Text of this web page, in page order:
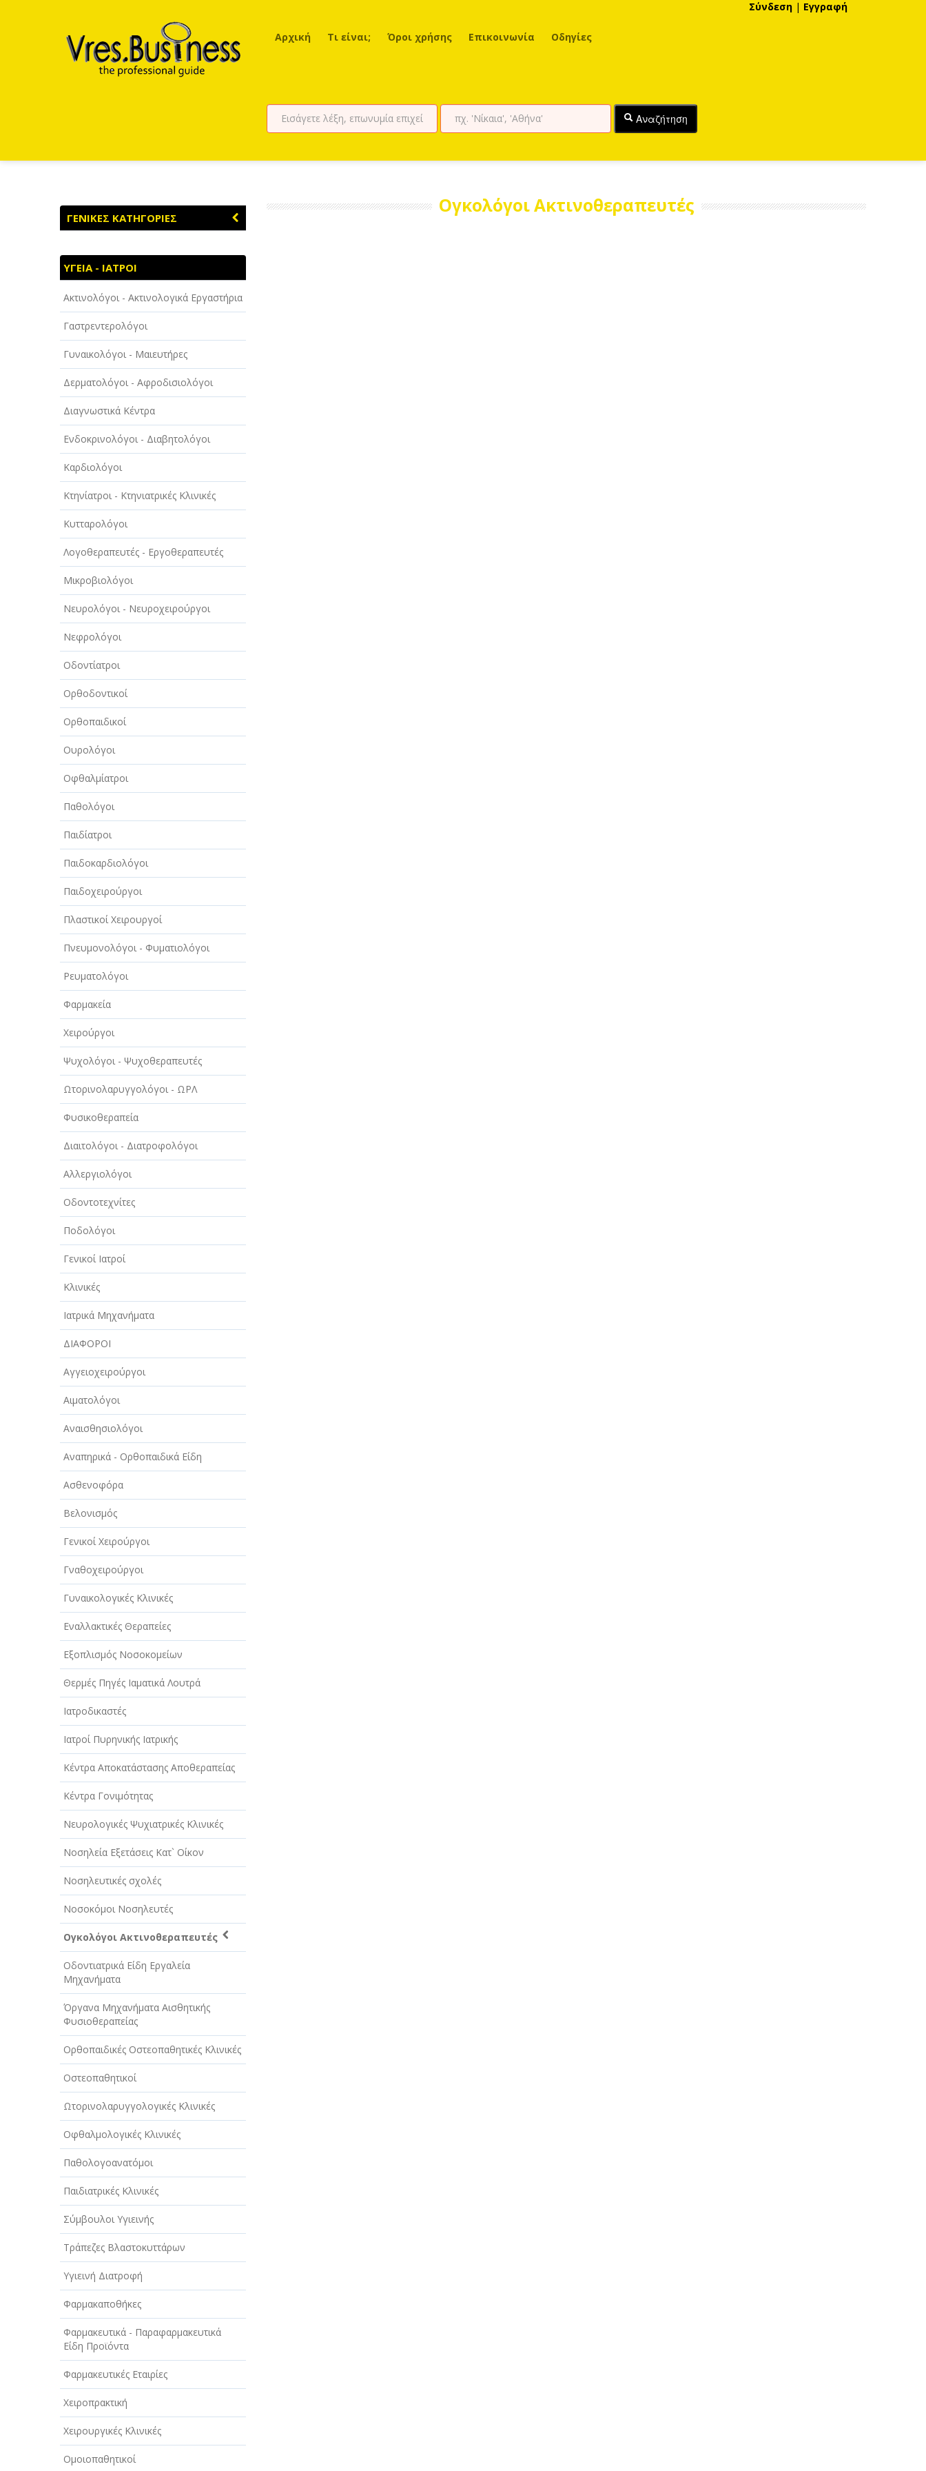
Αρχική Τι είναι; Όροι χρήσης Επικοινωνία Οδηγίες
Σύνδεση | Εγγραφή
Αναζήτηση
ΓΕΝΙΚΕΣ ΚΑΤΗΓΟΡΙΕΣ
ΑΓΡΟΤΙΚΑ - ΚΤΗΝΟΤΡΟΦΙΚΑ
ΑΘΛΗΤΙΣΜΟΣ
ΑΥΤΟΚΙΝΗΤΑ - ΜΗΧΑΝΕΣ - ΣΚΑΦΗ
ΔΙΑΣΚΕΔΑΣΗ - ΨΥΧΑΓΩΓΙΑ - ΤΕΧΝΕΣ
ΔΙΑΦΗΜΙΣΗ - ΜΜΕ
ΕΚΚΛΗΣΙΕΣ - ΦΙΛΑΝΘΡΩΠΙΚΑ
ΣΩΜΑΤΕΙΑ
ΕΚΠΑΙΔΕΥΣΗ - ΣΧΟΛΕΣ
ΕΜΠΟΡΙΟ - ΕΜΠΟΡΙΚΑ ΚΑΤΑΣΤΗΜΑΤΑ
ΕΡΓΟΣΤΑΣΙΑ - ΒΙΟΜΗΧΑΝΙΕΣ
ΞΕΝΟΔΟΧΕΙΑ - ΤΟΥΡΙΣΜΟΣ
ΟΜΟΡΦΙΑ
ΠΑΡΟΧΗ ΥΠΗΡΕΣΙΩΝ
ΤΕΧΝΙΚΑ - ΚΑΤΑΣΚΕΥΑΣΤΙΚΑ
ΤΕΧΝΟΛΟΓΙΑ
ΥΓΕΙΑ - ΙΑΤΡΟΙ
ΦΑΓΗΤΟ
ΥΓΕΙΑ - ΙΑΤΡΟΙ
Ακτινολόγοι - Ακτινολογικά Εργαστήρια
Γαστρεντερολόγοι
Γυναικολόγοι - Μαιευτήρες
Δερματολόγοι - Αφροδισιολόγοι
Διαγνωστικά Κέντρα
Ενδοκρινολόγοι - Διαβητολόγοι
Καρδιολόγοι
Κτηνίατροι - Κτηνιατρικές Κλινικές
Κυτταρολόγοι
Λογοθεραπευτές - Εργοθεραπευτές
Μικροβιολόγοι
Νευρολόγοι - Νευροχειρούργοι
Νεφρολόγοι
Οδοντίατροι
Ορθοδοντικοί
Ορθοπαιδικοί
Ουρολόγοι
Οφθαλμίατροι
Παθολόγοι
Παιδίατροι
Παιδοκαρδιολόγοι
Παιδοχειρούργοι
Πλαστικοί Χειρουργοί
Πνευμονολόγοι - Φυματιολόγοι
Ρευματολόγοι
Φαρμακεία
Χειρούργοι
Ψυχολόγοι - Ψυχοθεραπευτές
Ωτορινολαρυγγολόγοι - ΩΡΛ
Φυσικοθεραπεία
Διαιτολόγοι - Διατροφολόγοι
Αλλεργιολόγοι
Οδοντοτεχνίτες
Ποδολόγοι
Γενικοί Ιατροί
Κλινικές
Ιατρικά Μηχανήματα
ΔΙΑΦΟΡΟΙ
Αγγειοχειρούργοι
Αιματολόγοι
Αναισθησιολόγοι
Αναπηρικά - Ορθοπαιδικά Είδη
Ασθενοφόρα
Βελονισμός
Γενικοί Χειρούργοι
Γναθοχειρούργοι
Γυναικολογικές Κλινικές
Εναλλακτικές Θεραπείες
Εξοπλισμός Νοσοκομείων
Θερμές Πηγές Ιαματικά Λουτρά
Ιατροδικαστές
Ιατροί Πυρηνικής Ιατρικής
Κέντρα Αποκατάστασης Αποθεραπείας
Κέντρα Γονιμότητας
Νευρολογικές Ψυχιατρικές Κλινικές
Νοσηλεία Εξετάσεις Κατ` Οίκον
Νοσηλευτικές σχολές
Νοσοκόμοι Νοσηλευτές
Ογκολόγοι Ακτινοθεραπευτές
Οδοντιατρικά Είδη Εργαλεία
Μηχανήματα
Όργανα Μηχανήματα Αισθητικής
Φυσιοθεραπείας
Ορθοπαιδικές Οστεοπαθητικές Κλινικές
Οστεοπαθητικοί
Ωτορινολαρυγγολογικές Κλινικές
Οφθαλμολογικές Κλινικές
Παθολογοανατόμοι
Παιδιατρικές Κλινικές
Σύμβουλοι Υγιεινής
Τράπεζες Βλαστοκυττάρων
Υγιεινή Διατροφή
Φαρμακαποθήκες
Φαρμακευτικά - Παραφαρμακευτικά
Είδη Προϊόντα
Φαρμακευτικές Εταιρίες
Χειροπρακτική
Χειρουργικές Κλινικές
Ομοιοπαθητικοί
Ογκολόγοι Ακτινοθεραπευτές